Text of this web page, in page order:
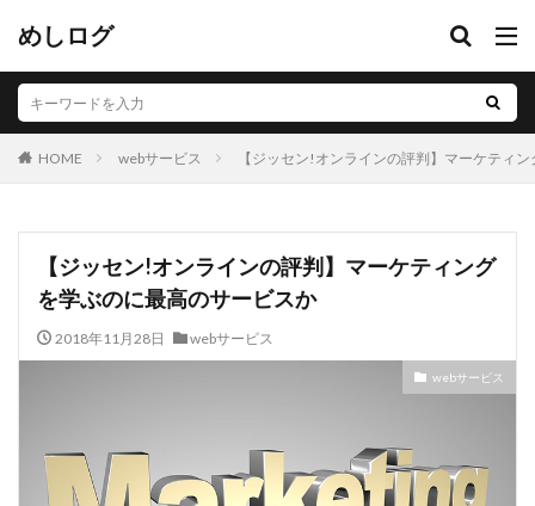
めしログ
HOME webサービス 【ジッセン!オンラインの評判】マーケティ
【ジッセン!オンラインの評判】マーケティング
を学ぶのに最高のサービスか
2018年11月28日 webサービス
webサービス